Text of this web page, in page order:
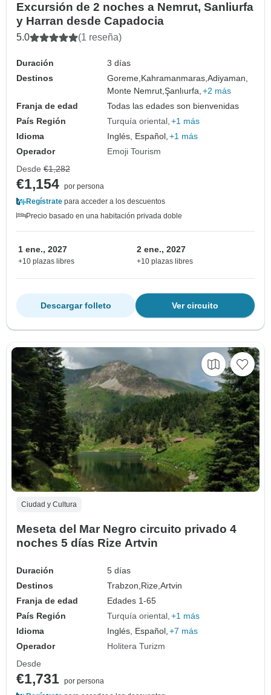
Excursión de 2 noches a Nemrut, Sanliurfa
y Harran desde Capadocia
5.0 (1 reseña)
Duración
3 días
Destinos
Goreme, Kahramanmaras,Adiyaman,
Monte Nemrut,Şanlıurfa, +2 más
Franja de edad
Todas las edades son bienvenidas
País Región
Turquía oriental +1 más
Idioma
Inglés, Español, +1 más
Operador
Emoji Tourism
Desde €1,282
€1,154 por persona
Regístrate para acceder a los descuentos
Precio basado en una habitación privada doble
1 ene., 2027
+10 plazas libres
2 ene., 2027
+10 plazas libres
Ver circuito
Descargar folleto
Ciudad y Cultura
Meseta del Mar Negro circuito privado 4
noches 5 días Rize Artvin
Duración
5 días
Destinos
Trabzon,Rize,Artvin
Franja de edad
Edades 1-65
País Región
Turquía oriental +1 más
Idioma
Inglés, Español, +7 más
Operador
Holitera Turizm
Desde
€1,731 por persona